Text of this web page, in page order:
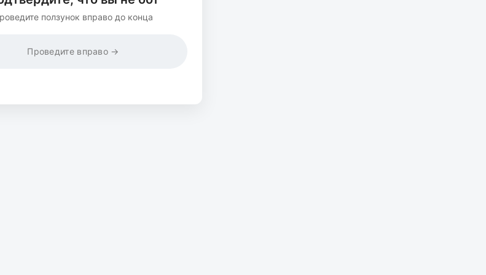
ползунок вправо до конца
Проведите вправо →